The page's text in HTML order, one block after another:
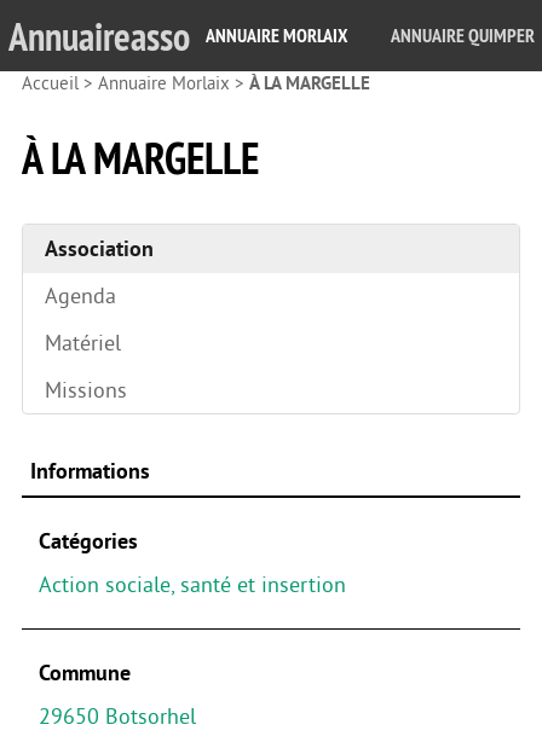
Annuaireasso ANNUAIRE MORLAIX ANNUAIRE QUIMPER
Accueil> Annuaire Morlaix > À LA MARGELLE
À LA MARGELLE
Association
Agenda
Matériel
Missions
Informations
Catégories
Action sociale, santé et insertion
Commune
29650 Botsorhel